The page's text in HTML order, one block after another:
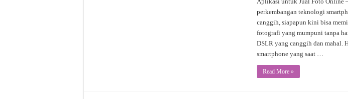
perkembangan teknologi
canggih, siapapun kini bisa
fotografi yang mumpuni tanpa
DSLR yang canggih dan mahal.
smartphone yang saat …
Read More »